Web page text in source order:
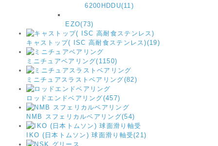
6200HDDU(11)
EZO(73)
キャストップ( ISC 高耐食ステンレス)(19)
ミニチュアベアリング(1150)
ミニチュアスラストベアリング(82)
ロッドエンドベアリング(457)
NMB スフェリカルベアリング(54)
IKO (日本トムソン) 球面滑り軸受(21)